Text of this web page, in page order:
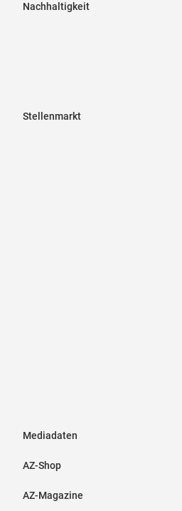
Nachhaltigkeit
Stellenmarkt
Mediadaten
AZ-Shop
AZ-Magazine